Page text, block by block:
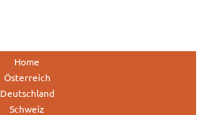
Home
Österreich
Deutschland
Schweiz